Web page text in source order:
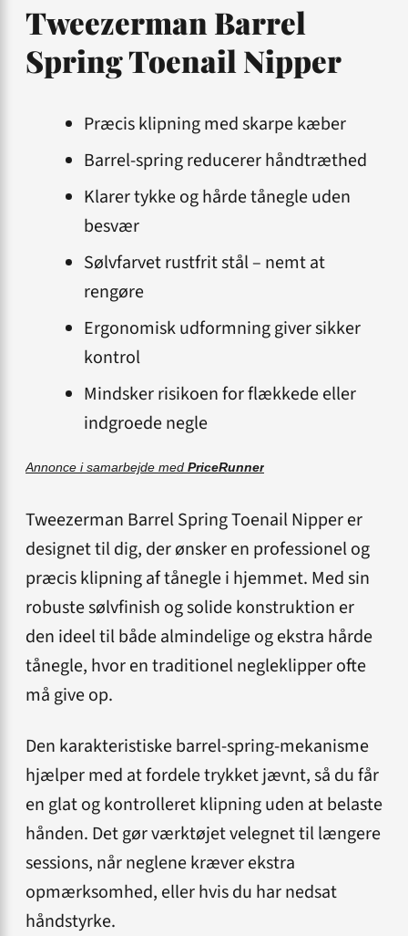
Tweezerman Barrel
Spring Toenail Nipper
Præcis klipning med skarpe kæber
Barrel-spring reducerer håndtræthed
Klarer tykke og hårde tånegle uden
besvær
Sølvfarvet rustfrit stål – nemt at
rengøre
Ergonomisk udformning giver sikker
kontrol
Mindsker risikoen for flækkede eller
indgroede negle
Annonce i samarbejde med PriceRunner
Tweezerman Barrel Spring Toenail Nipper er
designet til dig, der ønsker en professionel og
præcis klipning af tånegle i hjemmet. Med sin
robuste sølvfinish og solide konstruktion er
den ideel til både almindelige og ekstra hårde
tånegle, hvor en traditionel negleklipper ofte
må give op.
Den karakteristiske barrel-spring-mekanisme
hjælper med at fordele trykket jævnt, så du får
en glat og kontrolleret klipning uden at belaste
hånden. Det gør værktøjet velegnet til længere
sessions, når neglene kræver ekstra
opmærksomhed, eller hvis du har nedsat
håndstyrke.